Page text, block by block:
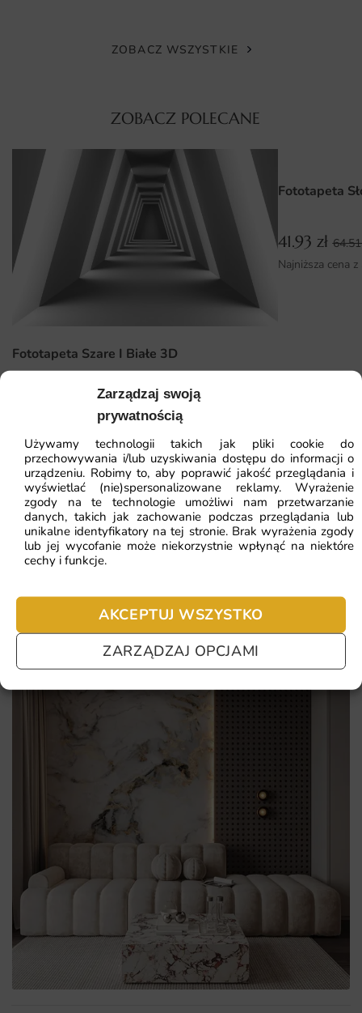
Zarządzaj swoją
prywatnością
Używamy technologii takich jak pliki cookie do
przechowywania i/lub uzyskiwania dostępu do informacji o
urządzeniu. Robimy to, aby poprawić jakość przeglądania i
wyświetlać (nie)spersonalizowane reklamy. Wyrażenie
zgody na te technologie umożliwi nam przetwarzanie
danych, takich jak zachowanie podczas przeglądania lub
unikalne identyfikatory na tej stronie. Brak wyrażenia zgody
lub jej wycofanie może niekorzystnie wpłynąć na niektóre
cechy i funkcje.
AKCEPTUJ WSZYSTKO
ZARZĄDZAJ OPCJAMI
Wymiary na miarę i łatwy montaż
precyzyjnie składany jak puzzle, a niewielki zapas
montażowy ułatwia korektę pozycji pasów. Dzięki temu
fototapetę można nakleić samodzielnie, bez konieczności
wzywania ekipy remontowej, oszczędzając czas i koszty.
Dlaczego warto wybrać tę fototapetę
Fototapeta Fototapeta Jasne Róże to przemyślana
inwestycja w wystrój wnętrza, która wnosi romantyczną
atmosferę i odmienia pomieszczenie bez konieczności
gruntownego remontu. Oto najważniejsze atuty, dla
których warto ją wybrać:
Wzór zachowuje ciągłość niezależnie od liczby pasów i
finalnych rozmiarów.
Łatwa aplikacja krok po kroku z dołączoną instrukcją
montażu.
Bezpieczne materiały z atestem do użytku w pokojach
dziecięcych.
Subtelna struktura podłoża maskująca drobne nierówności
ściany.
ZOBACZ WSZYSTKIE
ZOBACZ POLECANE
Fototapeta Szare I Białe 3D
Najniższa cena z 30 dni:
Fototapeta
41.93 zł
Najniższa cena
ZOBACZ WSZYSTKIE
Najczęściej zadawane pytania
Pomagamy i doradzamy przy każdym zakupie. Ale jeżeli
nie chcesz czekać – sprawdź najczęściej zadawane pytania.